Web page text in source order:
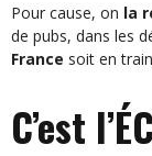
Pour cause, on la
de pubs, dans les
France soit en
C’est